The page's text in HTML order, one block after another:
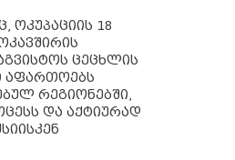
ოკუპაციის 18
ცეცხლის
აფართოებს
რეგიონებში,
და აქტიურად